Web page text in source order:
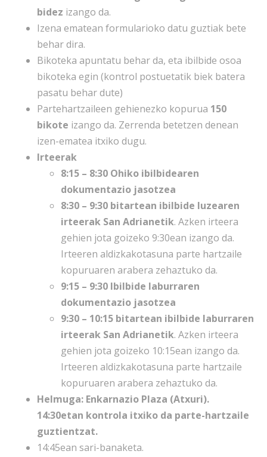
bidez izango da.
Izena ematean formularioko datu guztiak bete
behar dira.
Bikoteka apuntatu behar da, eta ibilbide osoa
bikoteka egin (kontrol postuetatik biek batera
pasatu behar dute)
Partehartzaileen gehienezko kopurua 150
bikote izango da. Zerrenda betetzen denean
izen-ematea itxiko dugu.
Irteerak
8:15 – 8:30 Ohiko ibilbidearen
dokumentazio jasotzea
8:30 – 9:30 bitartean ibilbide luzearen
irteerak San Adrianetik. Azken irteera
gehien jota goizeko 9:30ean izango da.
Irteeren aldizkakotasuna parte hartzaile
kopuruaren arabera zehaztuko da.
9:15 – 9:30 Ibilbide laburraren
dokumentazio jasotzea
9:30 – 10:15 bitartean ibilbide laburraren
irteerak San Adrianetik. Azken irteera
gehien jota goizeko 10:15ean izango da.
Irteeren aldizkakotasuna parte hartzaile
kopuruaren arabera zehaztuko da.
Helmuga: Enkarnazio Plaza (Atxuri).
14:30etan kontrola itxiko da parte-hartzaile
guztientzat.
14:45ean sari-banaketa.